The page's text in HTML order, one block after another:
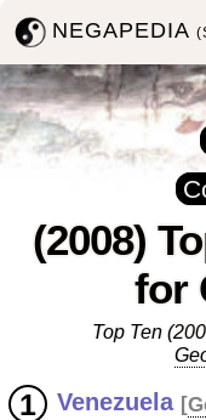
NEGAPEDIA
(2008)
for
Top Ten
Venezuela [